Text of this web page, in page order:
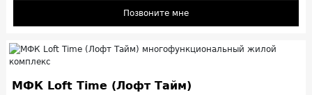
Позвоните мне
МФК Loft Time (Лофт Тайм)